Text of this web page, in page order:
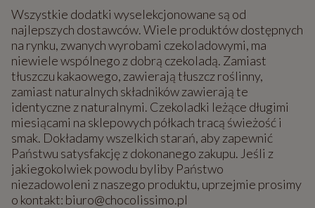
Wszystkie dodatki wyselekcjonowane są od
najlepszych dostawców. Wiele produktów dostępnych
na rynku, zwanych wyrobami czekoladowymi, ma
niewiele wspólnego z dobrą czekoladą. Zamiast
tłuszczu kakaowego, zawierają tłuszcz roślinny,
zamiast naturalnych składników zawierają te
identyczne z naturalnymi. Czekoladki leżące długimi
miesiącami na sklepowych półkach tracą świeżość i
smak. Dokładamy wszelkich starań, aby zapewnić
Państwu satysfakcję z dokonanego zakupu. Jeśli z
jakiegokolwiek powodu byliby Państwo
niezadowoleni z naszego produktu, uprzejmie prosimy
o kontakt: biuro@chocolissimo.pl